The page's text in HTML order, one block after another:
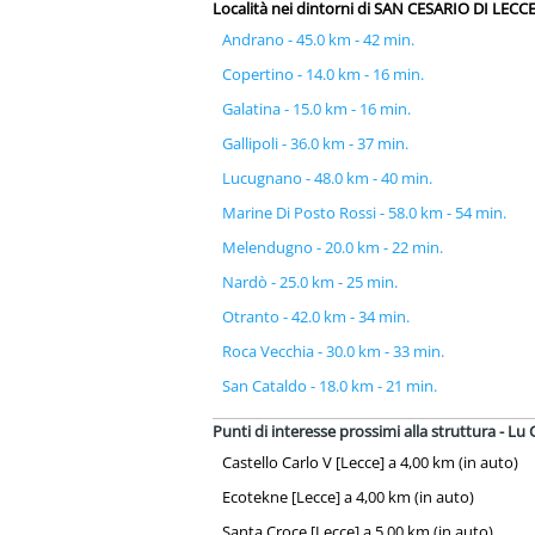
Località nei dintorni di SAN CESARIO DI LECCE
Andrano - 45.0 km - 42 min.
Copertino - 14.0 km - 16 min.
Galatina - 15.0 km - 16 min.
Gallipoli - 36.0 km - 37 min.
Lucugnano - 48.0 km - 40 min.
Marine Di Posto Rossi - 58.0 km - 54 min.
Melendugno - 20.0 km - 22 min.
Nardò - 25.0 km - 25 min.
Otranto - 42.0 km - 34 min.
Roca Vecchia - 30.0 km - 33 min.
San Cataldo - 18.0 km - 21 min.
Punti di interesse prossimi alla struttura - Lu
Castello Carlo V [Lecce] a 4,00 km (in auto)
Ecotekne [Lecce] a 4,00 km (in auto)